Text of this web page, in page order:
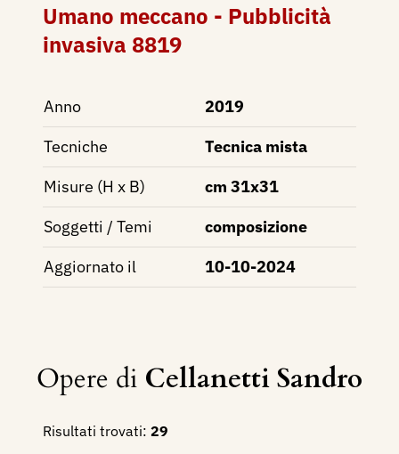
Umano meccano - Pubblicità
invasiva 8819
Anno
2019
Tecniche
Tecnica mista
Misure (H x B)
cm 31x31
Soggetti / Temi
composizione
Aggiornato il
10-10-2024
Opere di Cellanetti Sandro
Risultati trovati: 29